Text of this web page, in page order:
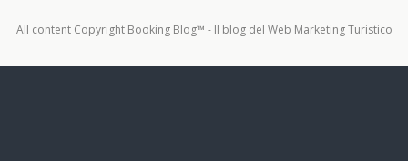
All content Copyright Booking Blog™ - Il blog del Web Marketing Turistico